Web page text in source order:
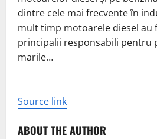
dintre cele mai frecvente în
mult timp motoarele diesel au
principalii responsabili pentru
marile…
Source link
ABOUT THE AUTHOR